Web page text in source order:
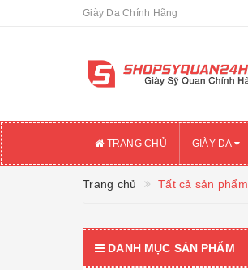
Giày Da Chính Hãng
TRANG CHỦ GIÀY DA
Trang chủ Tất cả sản phẩm
DANH MỤC SẢN PHẨM